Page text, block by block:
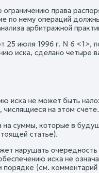
права
по нему операций
арбитражной
июля 1996 г. N 6 <1>,
иска, сделано четыре
иска не может быть
на этом счете.
суммы, которые в
статье).
нарушать
иска не
(см. комментарий